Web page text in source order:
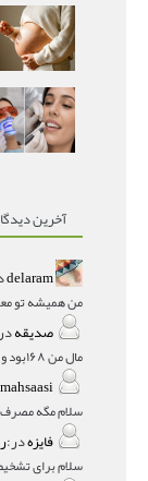
آخرین
delaram
من همیشه تو
صدیقه
فایزهدر: